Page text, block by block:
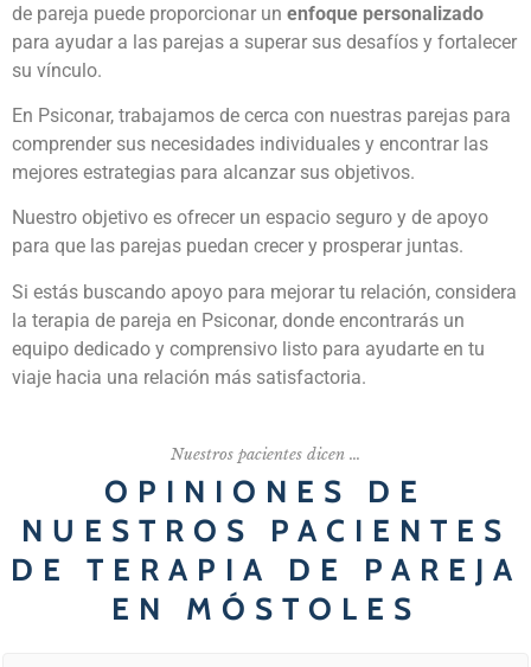
de pareja puede proporcionar un enfoque personalizado
para ayudar a las parejas a superar sus desafíos y fortalecer
su vínculo.
En Psiconar, trabajamos de cerca con nuestras parejas para
comprender sus necesidades individuales y encontrar las
mejores estrategias para alcanzar sus objetivos.
Nuestro objetivo es ofrecer un espacio seguro y de apoyo
para que las parejas puedan crecer y prosperar juntas.
Si estás buscando apoyo para mejorar tu relación, considera
la terapia de pareja en Psiconar, donde encontrarás un
equipo dedicado y comprensivo listo para ayudarte en tu
viaje hacia una relación más satisfactoria.
Nuestros pacientes dicen ...
OPINIONES DE
NUESTROS PACIENTES
DE TERAPIA DE PAREJA
EN MÓSTOLES